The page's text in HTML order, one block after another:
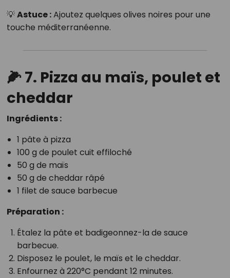
💡Astuce :Ajoutez quelques olives noires pour une
touche méditerranéenne.
🌽 7. Pizza au maïs, poulet et
cheddar
Ingrédients :
1 pâte à pizza
100 g de poulet cuit effiloché
50 g de maïs
50 g de cheddar râpé
1 filet de sauce barbecue
Préparation :
Étalez la pâte et badigeonnez-la de sauce
barbecue.
Disposez le poulet, le maïs et le cheddar.
Enfournez à 220°C pendant 12 minutes.